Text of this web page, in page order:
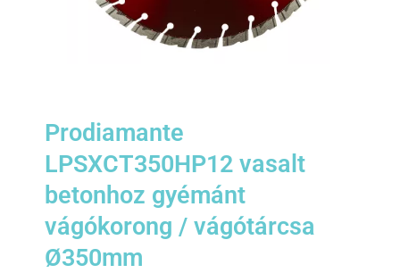
Prodiamante
LPSXCT350HP12 vasalt
betonhoz gyémánt
vágókorong / vágótárcsa
Ø350mm